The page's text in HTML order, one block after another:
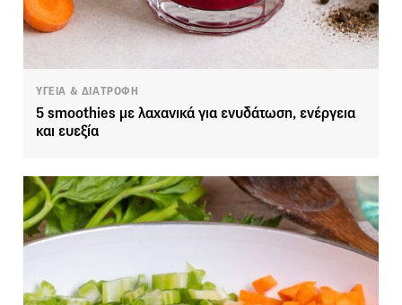
ΥΓΕΙΑ & ΔΙΑΤΡΟΦΗ
5 smoothies με λαχανικά για ενυδάτωση, ενέργεια
και ευεξία